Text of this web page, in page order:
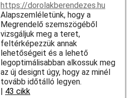
https://dorolakberendezes.hu
Alapszemléletünk, hogy a
Megrendelő szemszögéből
vizsgáljuk meg a teret,
feltérképezzük annak
lehetőségeit és a lehető
legoptimálisabban alkossuk meg
az új designt úgy, hogy az minél
tovább időtálló legyen.
| 43 cikk